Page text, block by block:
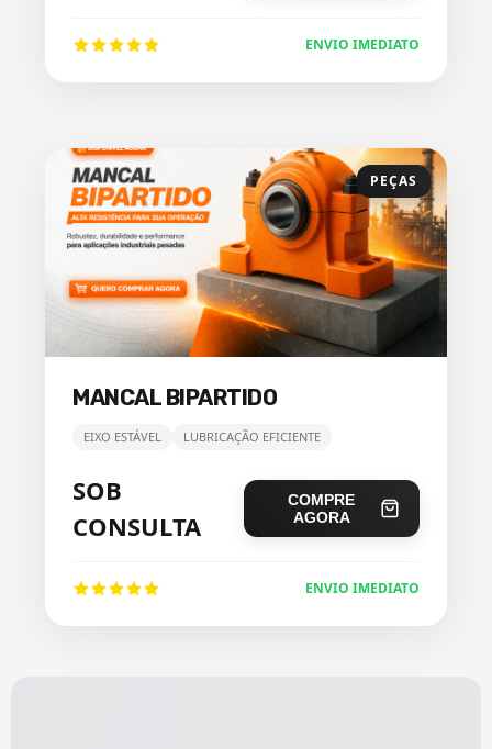
ENVIO IMEDIATO
PEÇAS
MANCAL BIPARTIDO
EIXO ESTÁVEL LUBRICAÇÃO EFICIENTE
SOB
CONSULTA
COMPRE
AGORA
ENVIO IMEDIATO